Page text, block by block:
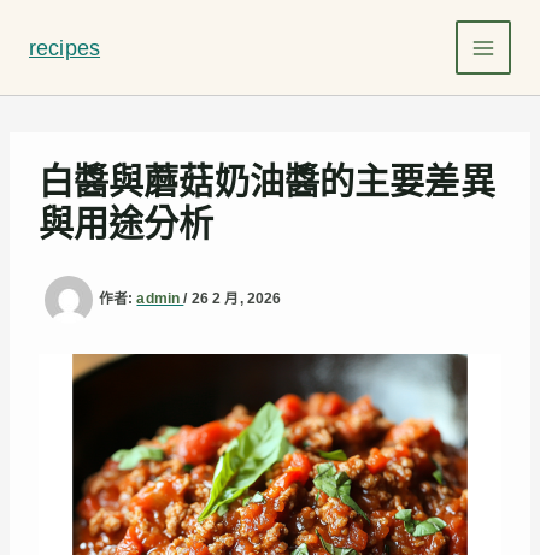
要
recipes
白醬與蘑菇奶油醬的主要差異
與用途分析
作者:admin/ 26 2 月, 2026